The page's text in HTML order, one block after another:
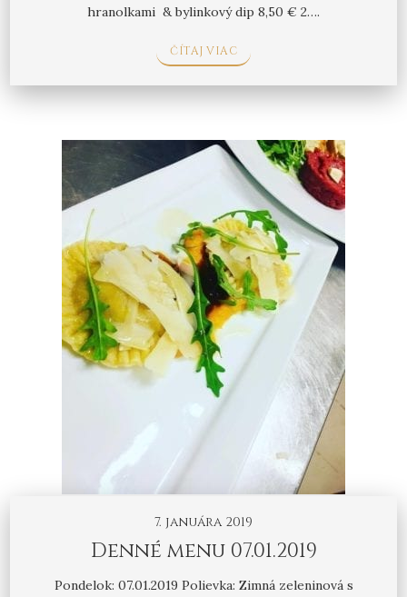
hranolkami & bylinkový dip 8,50 € 2….
ČÍTAJ VIAC
7. januára 2019
Denné menu 07.01.2019
Pondelok: 07.01.2019 Polievka: Zimná zeleninová s